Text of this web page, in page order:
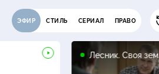
ЭФИР СТИЛЬ СЕРИАЛ ПРАВО
Лесник. Своя